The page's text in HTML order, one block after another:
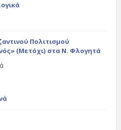
Πολιτισμού
(Μετόχι) στα Ν. Φλογητά